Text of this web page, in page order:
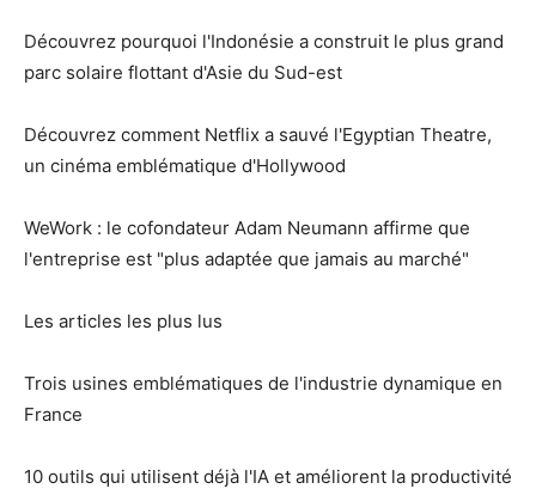
Découvrez pourquoi l'Indonésie a construit le plus grand
parc solaire flottant d'Asie du Sud-est
Découvrez comment Netflix a sauvé l'Egyptian Theatre,
un cinéma emblématique d'Hollywood
WeWork : le cofondateur Adam Neumann affirme que
l'entreprise est "plus adaptée que jamais au marché"
Les articles les plus lus
Trois usines emblématiques de l'industrie dynamique en
France
10 outils qui utilisent déjà l'IA et améliorent la productivité